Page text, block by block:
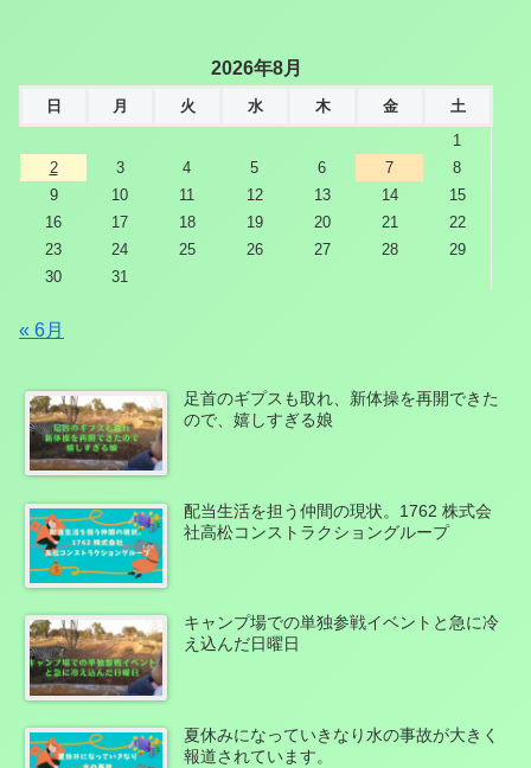
2026年8月
日 月 火 水 木 金
土
1
2
3 4 5 6 7
8
9
10 11 12 13 14
15
16
17 18 19 20 21
22
23
24 25 26 27 28
29
30
31
« 6月
足首のギプスも取れ、新体操を再開できた
ので、嬉しすぎる娘
配当生活を担う仲間の現状。1762 株式会
社高松コンストラクショングループ
キャンプ場での単独参戦イベントと急に冷
え込んだ日曜日
夏休みになっていきなり水の事故が大きく
報道されています。